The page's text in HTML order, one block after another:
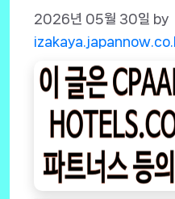
2026년 05월 30일 by